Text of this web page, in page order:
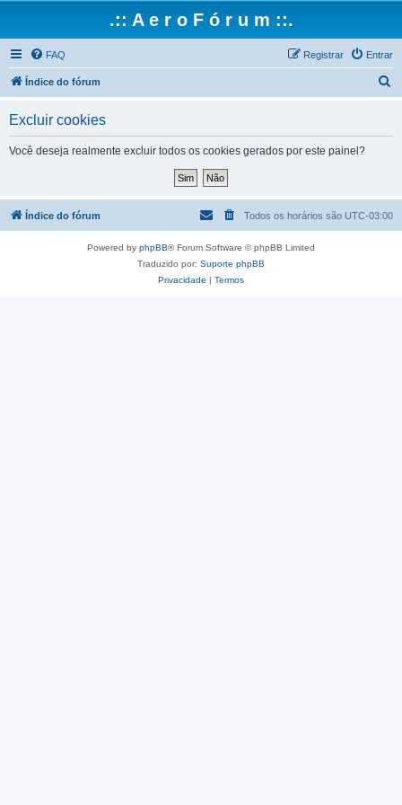
.:: A e r o F ó r u m ::.
FAQ Entrar
Registrar
Índice do fórum
a
Excluir cookies
Você deseja realmente excluir todos os cookies gerados por este painel?
Índice do fórum Todos os horários são UTC-03:00
Powered by phpBB® Forum Software © phpBB Limited
Traduzido por: Suporte phpBB
Privacidade | Termos